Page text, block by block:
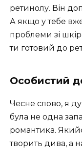
ретинолу. Він
А якщо у тебе
проблеми зі
ти готовий до
Особистий
Чесне слово, я
була не одна
романтика.
творить дива, а